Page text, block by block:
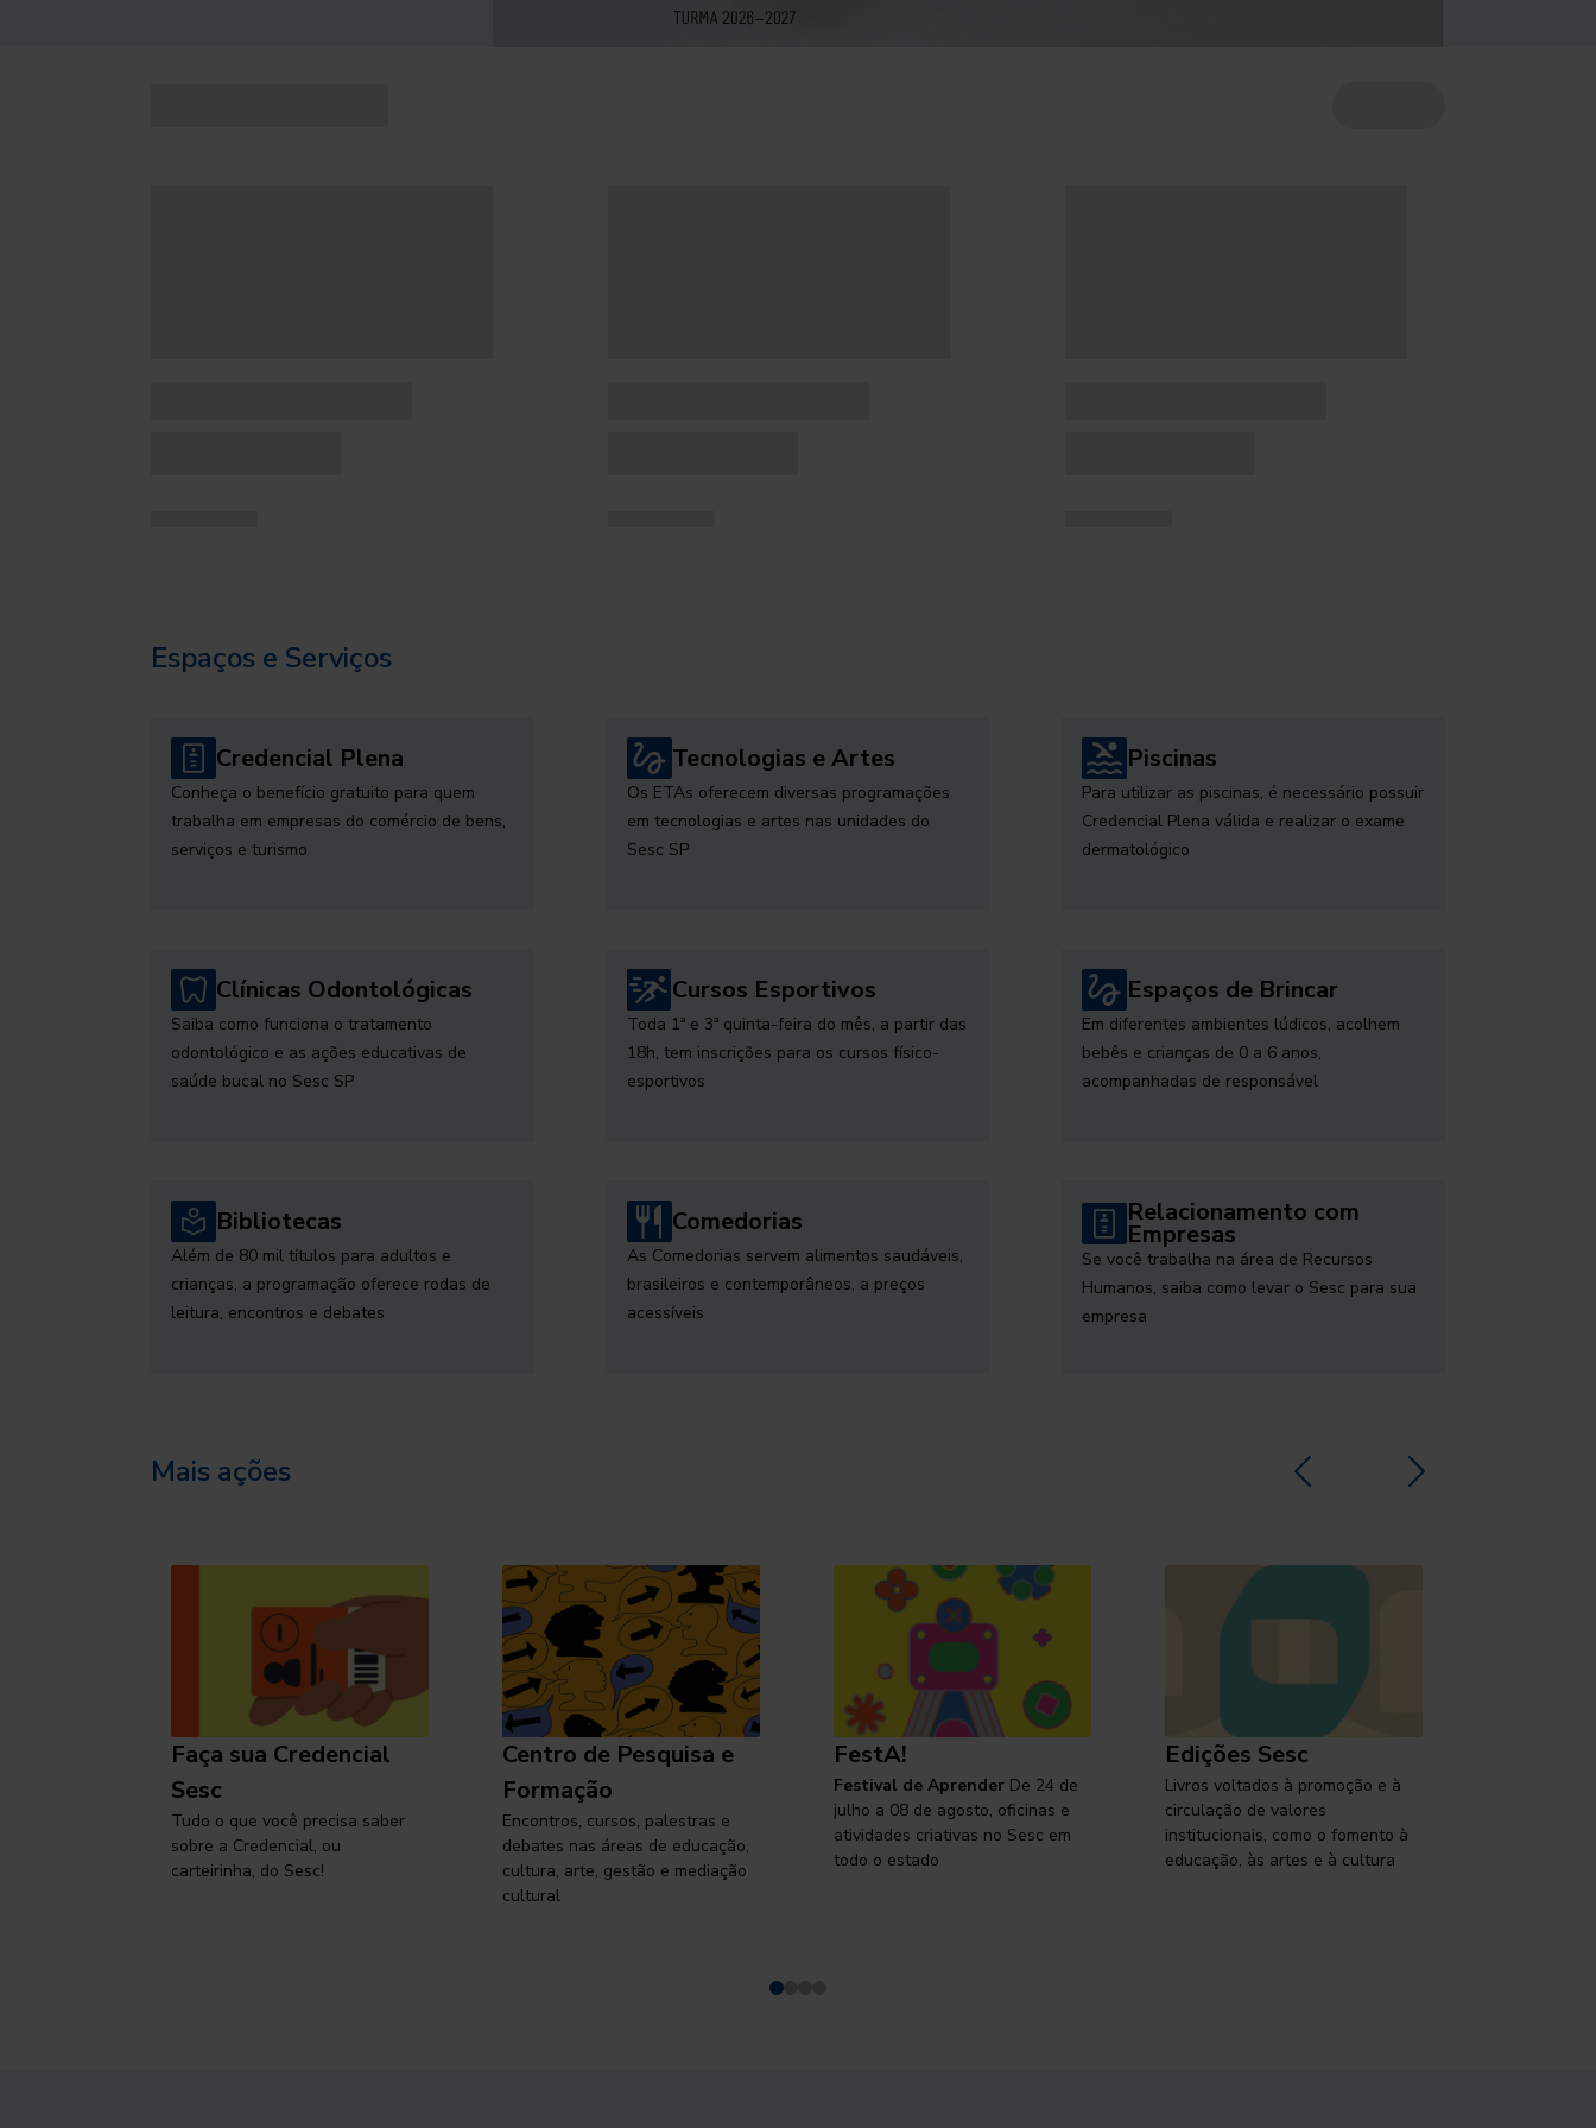
Espaços e Serviços
Credencial Plena
Conheça o benefício gratuito para quem
trabalha em empresas do comércio de bens,
serviços e turismo
Tecnologias e Artes
Os ETAs oferecem diversas programações
em tecnologias e artes nas unidades do
Sesc SP
Piscinas
Para utilizar as piscinas, é necessário possuir
Credencial Plena válida e realizar o exame
dermatológico
Clínicas Odontológicas
Saiba como funciona o tratamento
odontológico e as ações educativas de
saúde bucal no Sesc SP
Cursos Esportivos
Toda 1ª e 3ª quinta-feira do mês, a partir das
18h, tem inscrições para os cursos físico-
esportivos
Espaços de Brincar
Em diferentes ambientes lúdicos, acolhem
bebês e crianças de 0 a 6 anos,
acompanhadas de responsável
Bibliotecas
Além de 80 mil títulos para adultos e
crianças, a programação oferece rodas de
leitura, encontros e debates
Comedorias
As Comedorias servem alimentos saudáveis,
brasileiros e contemporâneos, a preços
acessíveis
Relacionamento com
Empresas
Se você trabalha na área de Recursos
Humanos, saiba como levar o Sesc para sua
empresa
Mais ações
Faça sua Credencial
Sesc
Tudo o que você precisa saber
sobre a Credencial, ou
carteirinha, do Sesc!
Centro de Pesquisa e
Formação
Encontros, cursos, palestras e
debates nas áreas de educação,
cultura, arte, gestão e mediação
cultural
FestA!
Festival de Aprender De 24 de
julho a 08 de agosto, oficinas e
atividades criativas no Sesc em
todo o estado
Edições Sesc
Livros voltados à promoção e à
circulação de valores
institucionais, como o fomento à
educação, às artes e à cultura